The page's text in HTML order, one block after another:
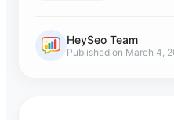
HeySeo Team
Published on March 4,